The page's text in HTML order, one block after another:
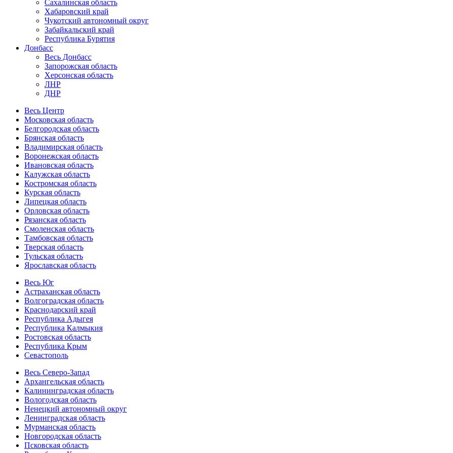
Сахалинская область
Хабаровский край
Чукотский автономный округ
Забайкальский край
Республика Бурятия
Донбасс
Весь Донбасс
Запорожская область
Херсонская область
ЛНР
ДНР
Весь Центр
Московская область
Белгородская область
Брянская область
Владимирская область
Воронежская область
Ивановская область
Калужская область
Костромская область
Курская область
Липецкая область
Орловская область
Рязанская область
Смоленская область
Тамбовская область
Тверская область
Тульская область
Ярославская область
Весь Юг
Астраханская область
Волгоградская область
Краснодарский край
Республика Адыгея
Республика Калмыкия
Ростовская область
Республика Крым
Севастополь
Весь Северо-Запад
Архангельская область
Калининградская область
Вологодская область
Ненецкий автономный округ
Ленинградская область
Мурманская область
Новгородская область
Псковская область